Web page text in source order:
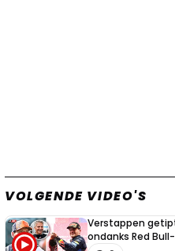
VOLGENDE VIDEO'S
Verstappen
ondanks Red